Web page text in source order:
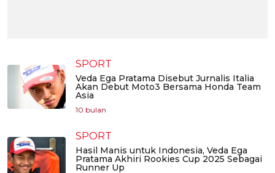
SPORT
Veda Ega Pratama Disebut Jurnalis Italia
Akan Debut Moto3 Bersama Honda Team
Asia
10 bulan
SPORT
Hasil Manis untuk Indonesia, Veda Ega
Pratama Akhiri Rookies Cup 2025 Sebagai
Runner Up